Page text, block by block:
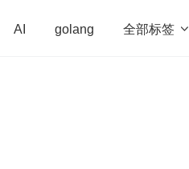
AI golang 全部标签 